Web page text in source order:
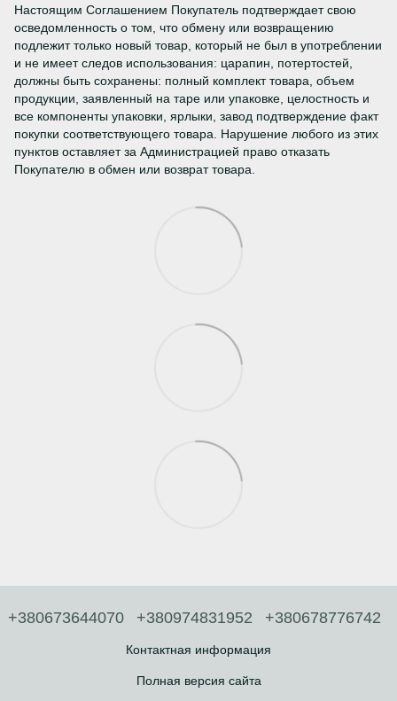
Настоящим Соглашением Покупатель подтверждает свою
осведомленность о том, что обмену или возвращению
подлежит только новый товар, который не был в употреблении
и не имеет следов использования: царапин, потертостей,
должны быть сохранены: полный комплект товара, объем
продукции, заявленный на таре или упаковке, целостность и
все компоненты упаковки, ярлыки, завод подтверждение факт
покупки соответствующего товара. Нарушение любого из этих
пунктов оставляет за Администрацией право отказать
Покупателю в обмен или возврат товара.
+380673644070 +380974831952 +380678776742
Контактная информация
Полная версия сайта